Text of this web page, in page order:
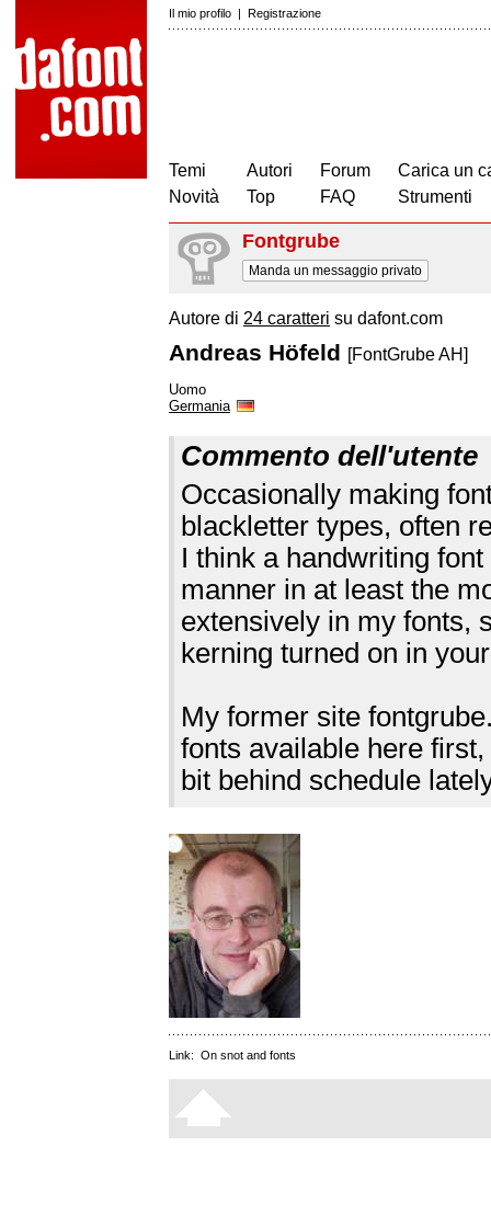
Il mio profilo | Registrazione
Temi
Novità
Autori
Top
Forum
FAQ
Carica un
Strumenti
Fontgrube
Manda un messaggio privato
Autore di 24 caratteri su dafont.com
Andreas Höfeld [FontGrube AH]
Uomo
Germania
Commento dell'utente
Occasionally making
blackletter types, often
I think a handwriting
manner in at least the
extensively in my fonts,
kerning turned on in
My former site
fonts available here
bit behind schedule
Link: On snot and fonts